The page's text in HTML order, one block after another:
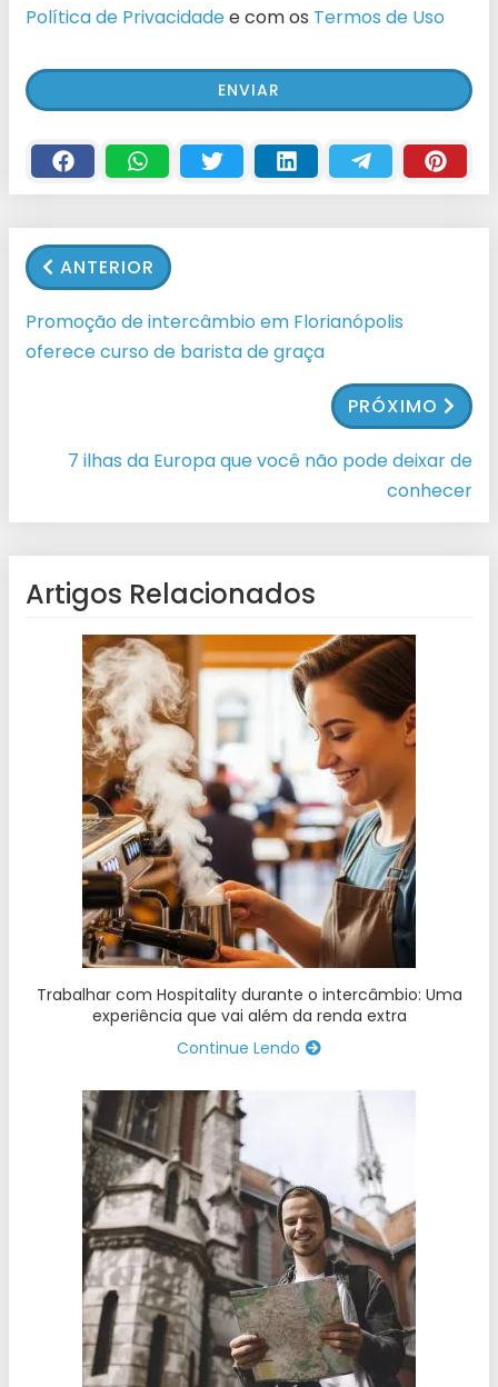
Política de Privacidadee com os Termos de Uso
ANTERIOR
Promoção de intercâmbio em Florianópolis
oferece curso de barista de graça
PRÓXIMO
7 ilhas da Europa que você não pode deixar de
conhecer
Artigos Relacionados
Trabalhar com Hospitality durante o intercâmbio: Uma
experiência que vai além da renda extra
Continue Lendo